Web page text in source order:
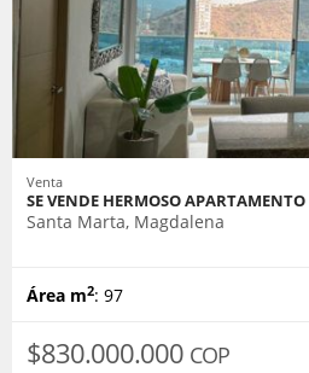
Venta
SE VENDE HERMOSO
Santa Marta, Magdalena
Área m2: 97
$830.000.000 COP